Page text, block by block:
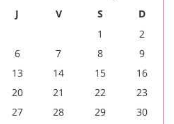
J V S
D
1
2
6 7 8
9
13 14 15
16
20 21 22
23
27 28 29
30